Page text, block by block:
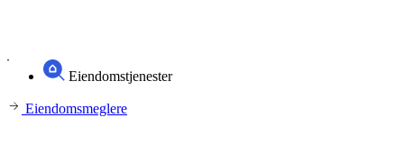
Eiendomstjenester
Eiendomsmeglere